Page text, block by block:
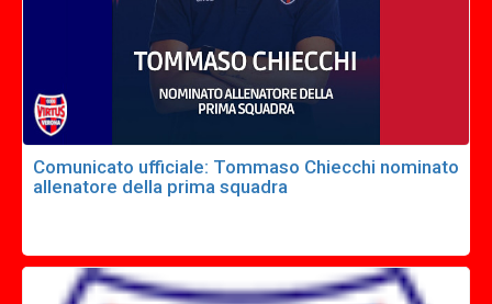
Comunicato ufficiale: Tommaso Chiecchi nominato
allenatore della prima squadra